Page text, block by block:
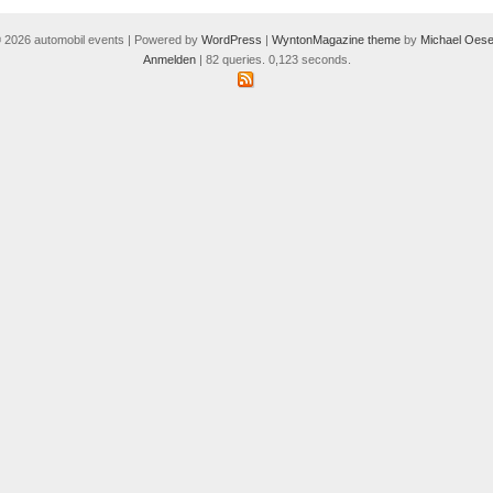
2026 automobil events | Powered by WordPress | WyntonMagazine theme by Michael
Anmelden| 82 queries. 0,123 seconds.